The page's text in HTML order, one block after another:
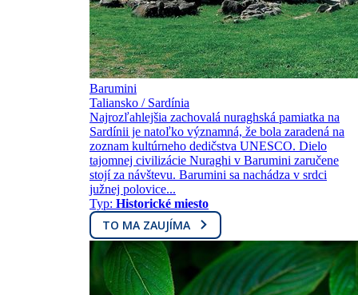
Barumini
Taliansko / Sardínia
Najrozľahlejšia zachovalá nuraghská pamiatka na
Sardínii je natoľko významná, že bola zaradená na
zoznam kultúrneho dedičstva UNESCO. Dielo
tajomnej civilizácie Nuraghi v Barumini zaručene
stojí za návštevu. Barumini sa nachádza v srdci
južnej polovice...
Typ: Historické miesto
TO MA ZAUJÍMA